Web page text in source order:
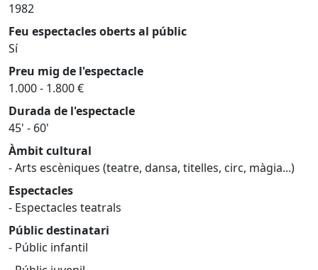
1982
Feu espectacles oberts al públic
Sí
Preu mig de l'espectacle
1.000 - 1.800 €
Durada de l'espectacle
45' - 60'
Àmbit cultural
- Arts escèniques (teatre, dansa, titelles, circ, màgia...)
Espectacles
- Espectacles teatrals
Públic destinatari
- Públic infantil